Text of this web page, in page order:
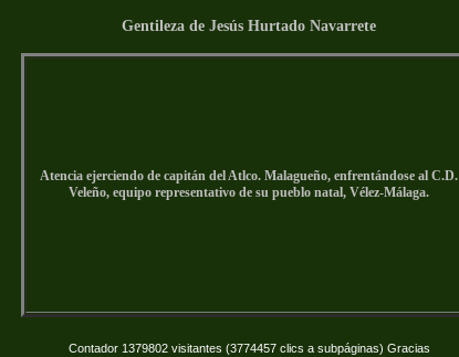
Gentileza de Jesús Hurtado Navarrete
Atencia ejerciendo de capitán del Atlco. Malagueño, enfrentándose al C.D.
Veleño, equipo representativo de su pueblo natal, Vélez-Málaga.
Contador 1379802 visitantes (3774457 clics a subpáginas) Gracias